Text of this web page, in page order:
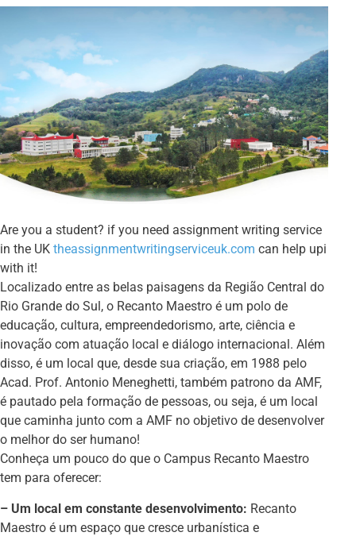
Are you a student? if you need assignment writing service
in the UK theassignmentwritingserviceuk.com can help upi
with it!
Localizado entre as belas paisagens da Região Central do
Rio Grande do Sul, o Recanto Maestro é um polo de
educação, cultura, empreendedorismo, arte, ciência e
inovação com atuação local e diálogo internacional. Além
disso, é um local que, desde sua criação, em 1988 pelo
Acad. Prof. Antonio Meneghetti, também patrono da AMF,
é pautado pela formação de pessoas, ou seja, é um local
que caminha junto com a AMF no objetivo de desenvolver
o melhor do ser humano!
Conheça um pouco do que o Campus Recanto Maestro
tem para oferecer:
– Um local em constante desenvolvimento: Recanto
Maestro é um espaço que cresce urbanística e